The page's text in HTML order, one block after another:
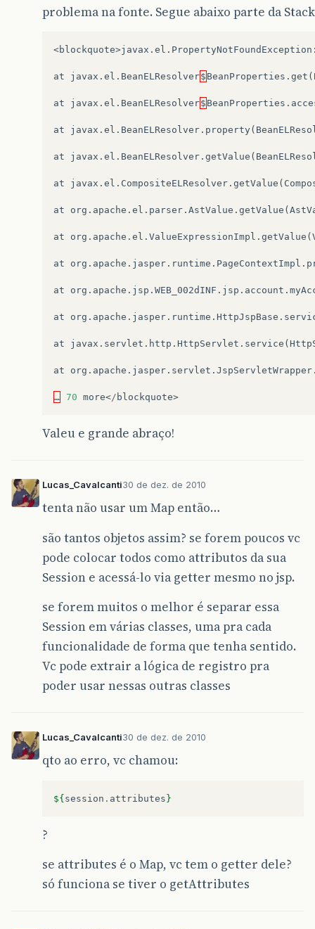
problema na fonte. Segue abaixo parte da
<blockquote>javax . el . PropertyNotFoundException
at javax . el . BeanELResolver$ BeanProperties . get (
at javax . el . BeanELResolver$ BeanProperties .
at javax . el . BeanELResolver . property(
at javax . el . BeanELResolver . getValue (
at javax . el . CompositeELResolver . getValue (
at org . apache . el . parser . AstValue . getValue (
at org . apache . el . ValueExpressionImpl . getValue (
at org . apache . jasper . runtime . PageContextImpl .
at org . apache . jsp . WEB_002dINF . jsp . account .
at org . apache . jasper . runtime . HttpJspBase .
at javax . servlet . http . HttpServlet . service (
at org . apache . jasper . servlet . JspServletWrapper
… 70 more</ blockquote>
Valeu e grande abraço!
Lucas_Cavalcanti30 de dez. de 2010
tenta não usar um Map então…
são tantos objetos assim? se forem poucos vc
pode colocar todos como attributos da sua
Session e acessá-lo via getter mesmo no jsp.
se forem muitos o melhor é separar essa
Session em várias classes, uma pra cada
funcionalidade de forma que tenha sentido.
Vc pode extrair a lógica de registro pra
poder usar nessas outras classes
Lucas_Cavalcanti30 de dez. de 2010
qto ao erro, vc chamou:
${ session . attributes }
?
se attributes é o Map, vc tem o getter dele?
só funciona se tiver o getAttributes